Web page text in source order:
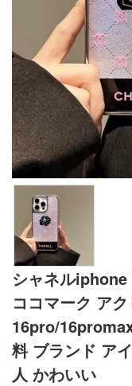
シャネル
ココマーク ア
16pro/
料 ブランド ア
人 かわいい